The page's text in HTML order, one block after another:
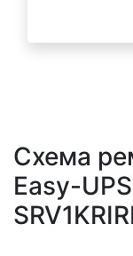
Схема
Easy-